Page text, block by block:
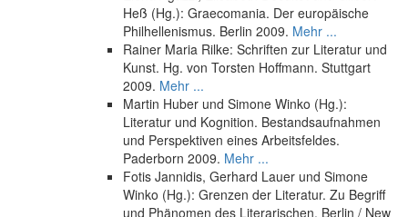
Heß (Hg.): Graecomania. Der europäische
Philhellenismus. Berlin 2009. Mehr ...
Rainer Maria Rilke: Schriften zur Literatur und
Kunst. Hg. von Torsten Hoffmann. Stuttgart
2009. Mehr ...
Martin Huber und Simone Winko (Hg.):
Literatur und Kognition. Bestandsaufnahmen
und Perspektiven eines Arbeitsfeldes.
Paderborn 2009. Mehr ...
Fotis Jannidis, Gerhard Lauer und Simone
Winko (Hg.): Grenzen der Literatur. Zu Begriff
und Phänomen des Literarischen. Berlin / New